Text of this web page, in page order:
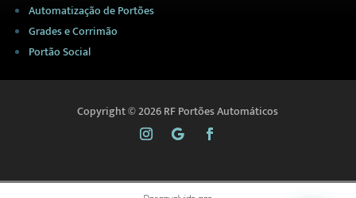
Automatização de Portões
Grades e Corrimão
Portão Social
Copyright © 2026 RF Portões Automáticos